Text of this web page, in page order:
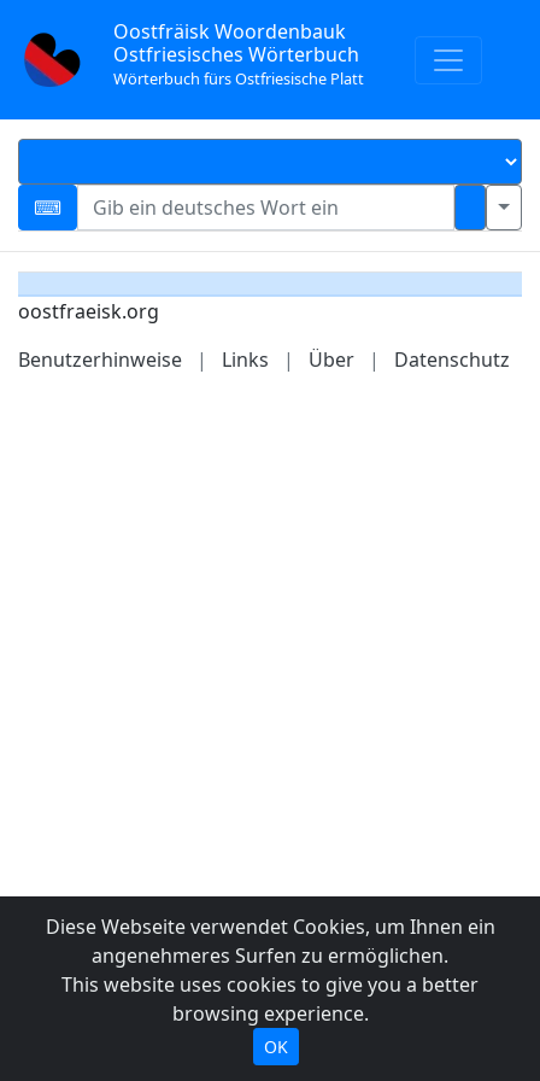
Oostfräisk Woordenbauk
Ostfriesisches Wörterbuch
Wörterbuch fürs Ostfriesische Platt
oostfraeisk.org
Benutzerhinweise
| Links | Über | Datenschutz
Diese Webseite verwendet Cookies, um Ihnen ein
angenehmeres Surfen zu ermöglichen.
This website uses cookies to give you a better
browsing experience.
OK